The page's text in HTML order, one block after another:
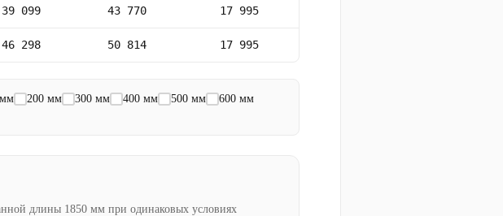
39 099 43 770 17 995
46 298 50 814 17 995
200 мм 300 мм 400 мм 500 мм 600 мм
длины 1850 мм при одинаковых условиях